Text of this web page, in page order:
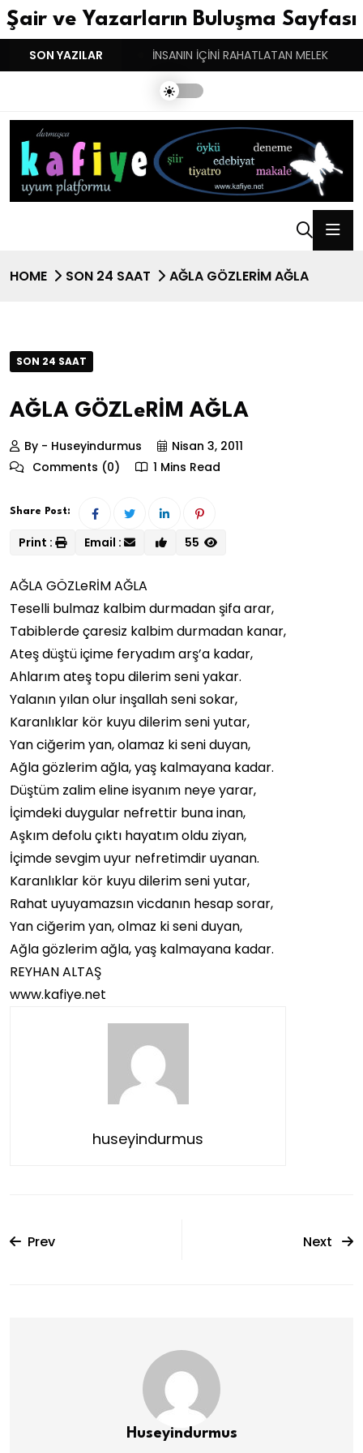
Şair ve Yazarların Buluşma Sayfası
SON YAZILAR
BASARINDIR! İNSANIN İÇİNİ RAHATLATAN MELEK
HOME SON 24 SAAT AĞLA GÖZLERİM AĞLA
SON 24 SAAT
AĞLA GÖZLeRİM AĞLA
By - Huseyindurmus
Nisan 3, 2011
Comments (0)
1 Mins Read
Share Post:
Print : Email : 55
AĞLA GÖZLeRİM AĞLA
Teselli bulmaz kalbim durmadan şifa arar,
Tabiblerde çaresiz kalbim durmadan kanar,
Ateş düştü içime feryadım arş’a kadar,
Ahlarım ateş topu dilerim seni yakar.
Yalanın yılan olur inşallah seni sokar,
Karanlıklar kör kuyu dilerim seni yutar,
Yan ciğerim yan, olamaz ki seni duyan,
Ağla gözlerim ağla, yaş kalmayana kadar.
Düştüm zalim eline isyanım neye yarar,
İçimdeki duygular nefrettir buna inan,
Aşkım defolu çıktı hayatım oldu ziyan,
İçimde sevgim uyur nefretimdir uyanan.
Karanlıklar kör kuyu dilerim seni yutar,
Rahat uyuyamazsın vicdanın hesap sorar,
Yan ciğerim yan, olmaz ki seni duyan,
Ağla gözlerim ağla, yaş kalmayana kadar.
REYHAN ALTAŞ
www.kafiye.net
huseyindurmus
Prev Next
Huseyindurmus